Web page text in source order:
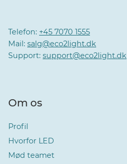
Telefon: +45 7070 1555
Mail: salg@eco2light.dk
Support: support@eco2light.dk
Om os
Profil
Hvorfor LED
Mød teamet